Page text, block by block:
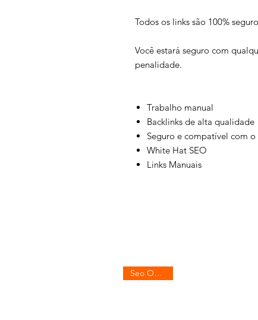
Todos os links são 100%
Você estará seguro com
penalidade.
Trabalho manual
Backlinks de alta qualidade
Seguro e compatível com
White Hat SEO
Links Manuais
Seo Onpage